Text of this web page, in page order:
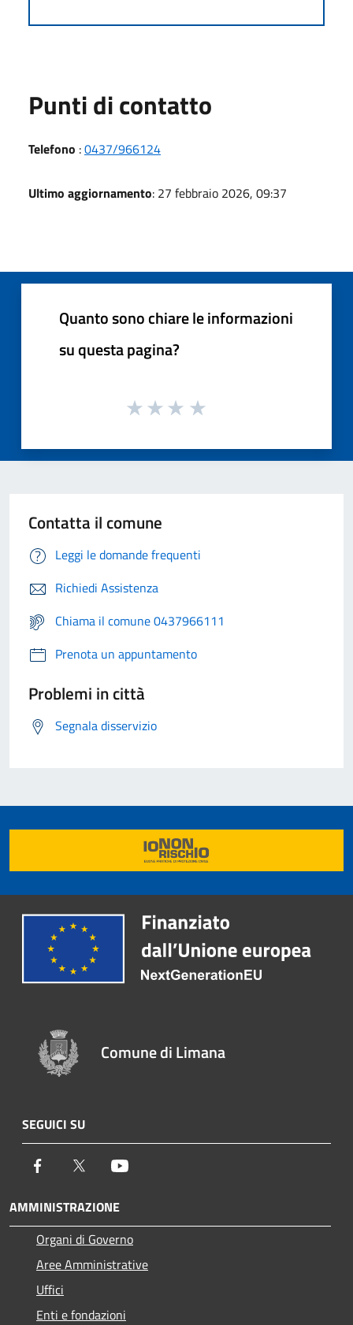
Punti di contatto
Telefono :0437/966124
Ultimo aggiornamento: 27 febbraio 2026, 09:37
Quanto sono chiare le informazioni
su questa pagina?
Contatta il comune
Leggi le domande frequenti
Richiedi Assistenza
Chiama il comune 0437966111
Prenota un appuntamento
Problemi in città
Segnala disservizio
Comune di Limana
SEGUICI SU
Facebook Twitter
AMMINISTRAZIONE
Organi di Governo
Aree Amministrative
Uffici
Enti e fondazioni